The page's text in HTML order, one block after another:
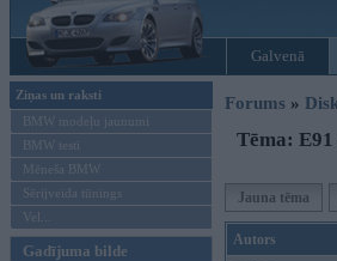
Galvenā
Ziņas un raksti
BMW modeļu jaunumi
BMW testi
Mēneša BMW
Sērijveida tūnings
Vel...
Gadījuma bilde
Forums »
Tēma:
Jauna tēma
Autors